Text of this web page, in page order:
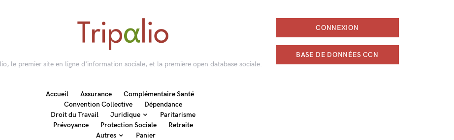
le premier site en ligne d'information sociale, et la première open database sociale.
CONNEXION
BASE DE DONNÉES CCN
Accueil Assurance
Complémentaire Santé
Convention Collective
Dépendance
Droit du Travail
Juridique
Paritarisme
Prévoyance
Protection Sociale
Retraite
Autres
Panier